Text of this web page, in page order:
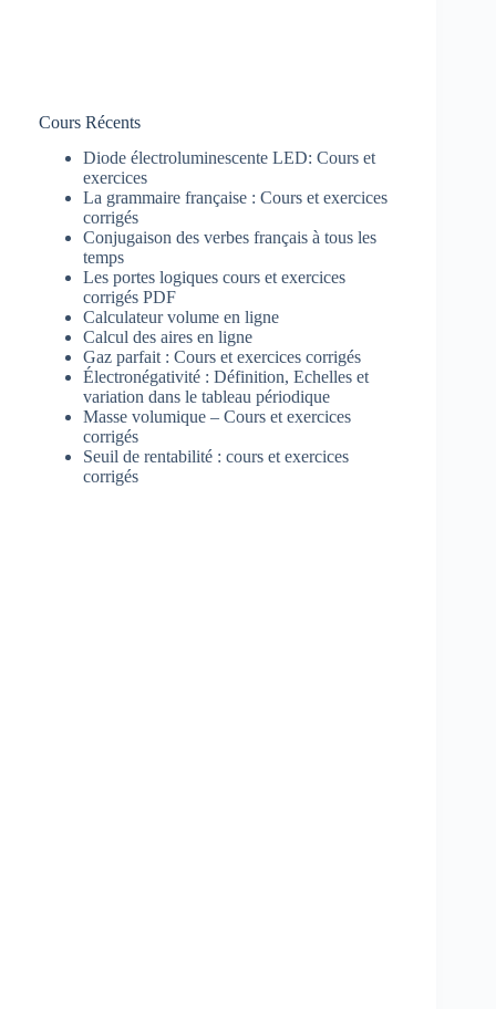
Cours Récents
Diode électroluminescente LED: Cours et
exercices
La grammaire française : Cours et exercices
corrigés
Conjugaison des verbes français à tous les
temps
Les portes logiques cours et exercices
corrigés PDF
Calculateur volume en ligne
Calcul des aires en ligne
Gaz parfait : Cours et exercices corrigés
Électronégativité : Définition, Echelles et
variation dans le tableau périodique
Masse volumique – Cours et exercices
corrigés
Seuil de rentabilité : cours et exercices
corrigés